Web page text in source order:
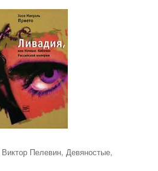
Метки
Виктор Пелевин,Девяностые,